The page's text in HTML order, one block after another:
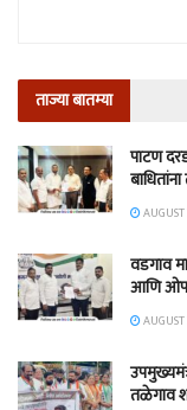
ताज्या बातम्या
पाटण
वडगाव
आणि
तळेगाव